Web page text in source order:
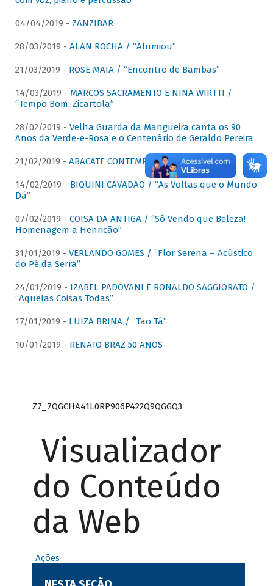
04/04/2019 - ZANZIBAR
28/03/2019 - ALAN ROCHA / “Alumiou”
21/03/2019 - ROSE MAIA / “Encontro de Bambas”
14/03/2019 - MARCOS SACRAMENTO E NINA WIRTTI /
“Tempo Bom, Zicartola”
28/02/2019 - Velha Guarda da Mangueira canta os 90
Anos da Verde-e-Rosa e o Centenário de Geraldo Pereira
21/02/2019 - ABACATE CONTEMPORÂNEO
14/02/2019 - BIQUINI CAVADÃO / “As Voltas que o Mundo
Dá”
07/02/2019 - COISA DA ANTIGA / “Só Vendo que Beleza!
Homenagem a Henricão”
31/01/2019 - VERLANDO GOMES / “Flor Serena – Acústico
do Pé da Serra”
24/01/2019 - IZABEL PADOVANI E RONALDO SAGGIORATO /
“Aquelas Coisas Todas”
17/01/2019 - LUIZA BRINA / “Tão Tá”
10/01/2019 - RENATO BRAZ 50 ANOS
Z7_7QGCHA41L0RP906P422Q9QGGQ3
Visualizador
do Conteúdo
da Web
Ações